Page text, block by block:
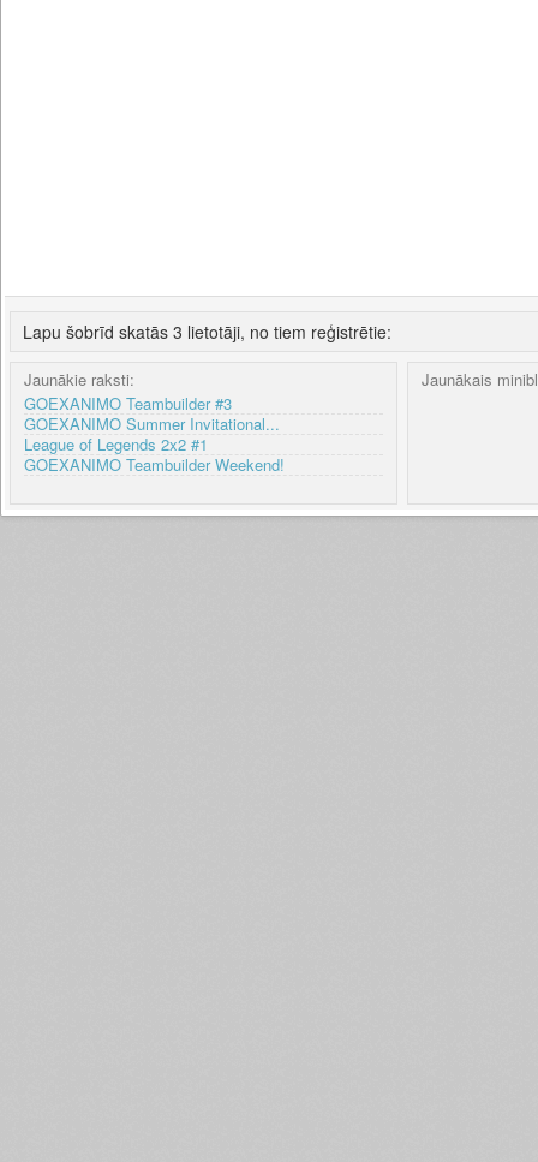
Lapu šobrīd skatās 3 lietotāji, no tiem reģistrētie:
Jaunākie raksti:
GOEXANIMO Teambuilder #3
GOEXANIMO Summer Invitational...
League of Legends 2x2 #1
GOEXANIMO Teambuilder Weekend!
Jaunākais